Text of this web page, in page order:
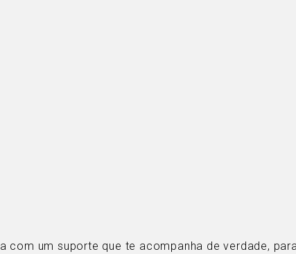
um suporte que te acompanha de verdade,